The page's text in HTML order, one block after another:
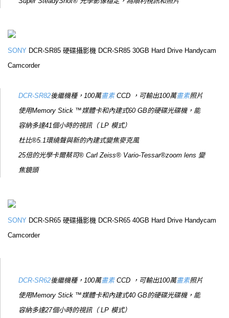
SONY DCR-SR85 硬碟攝影機 DCR-SR85 30GB Hard Drive Handycam
Camcorder
DCR-SR82後繼機種，100萬畫素CCD ，可輸出100萬畫素照片
使用Memory Stick ™媒體卡和內建式60 GB的硬碟光碟機，能
容納多達41個小時的視訊（ LP 模式）
杜比®5.1環繞聲與新的內建式變焦麥克風
25倍的光學卡爾蔡司® Carl Zeiss® Vario-Tessar®zoom lens 變
焦鏡頭
SONY DCR-SR65 硬碟攝影機 DCR-SR65 40GB Hard Drive Handycam
Camcorder
DCR-SR62後繼機種，100萬畫素CCD ，可輸出100萬畫素照片
使用Memory Stick ™媒體卡和內建式40 GB的硬碟光碟機，能
容納多達27個小時的視訊（ LP 模式）